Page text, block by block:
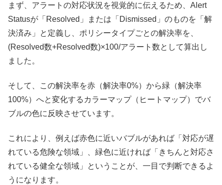
まず、アラートの対応状況を視覚的に伝えるため、Alert
Statusが「Resolved」または「Dismissed」のものを「解
決済み」と定義し、ポリシータイプごとの解決率を、
(Resolved数+Resolved数)×100/アラート数として算出し
ました。
そして、この解決率を赤（解決率0%）から緑（解決率
100%）へと変化するカラーマップ（ヒートマップ）でバ
ブルの色に反映させています。
これにより、例えば赤色に近いバブルがあれば「対応が遅
れている危険な領域」、緑色に近ければ「きちんと対応さ
れている健全な領域」ということが、一目で判断できるよ
うになります。